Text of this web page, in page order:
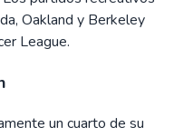
Oakland y Berkeley
League.
un cuarto de su